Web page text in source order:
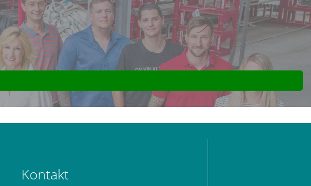
Kontakt